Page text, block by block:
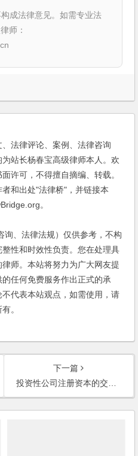
成法律意见。如需专业法
师：
法律评论、案例、法律咨询
站长杨春宝高级律师本人。欢
许可，不得擅自摘编、转载。
和出处"法律桥"，并链接本
。
、法律法规）仅供参考，不构
性和时效性负责。您在处理具
师。本站将努力为广大网友提
任何免费服务作出正式的承
代表本站观点，如需使用，请
。
下一篇
投资性公司注册资本的交纳期限如何确定？